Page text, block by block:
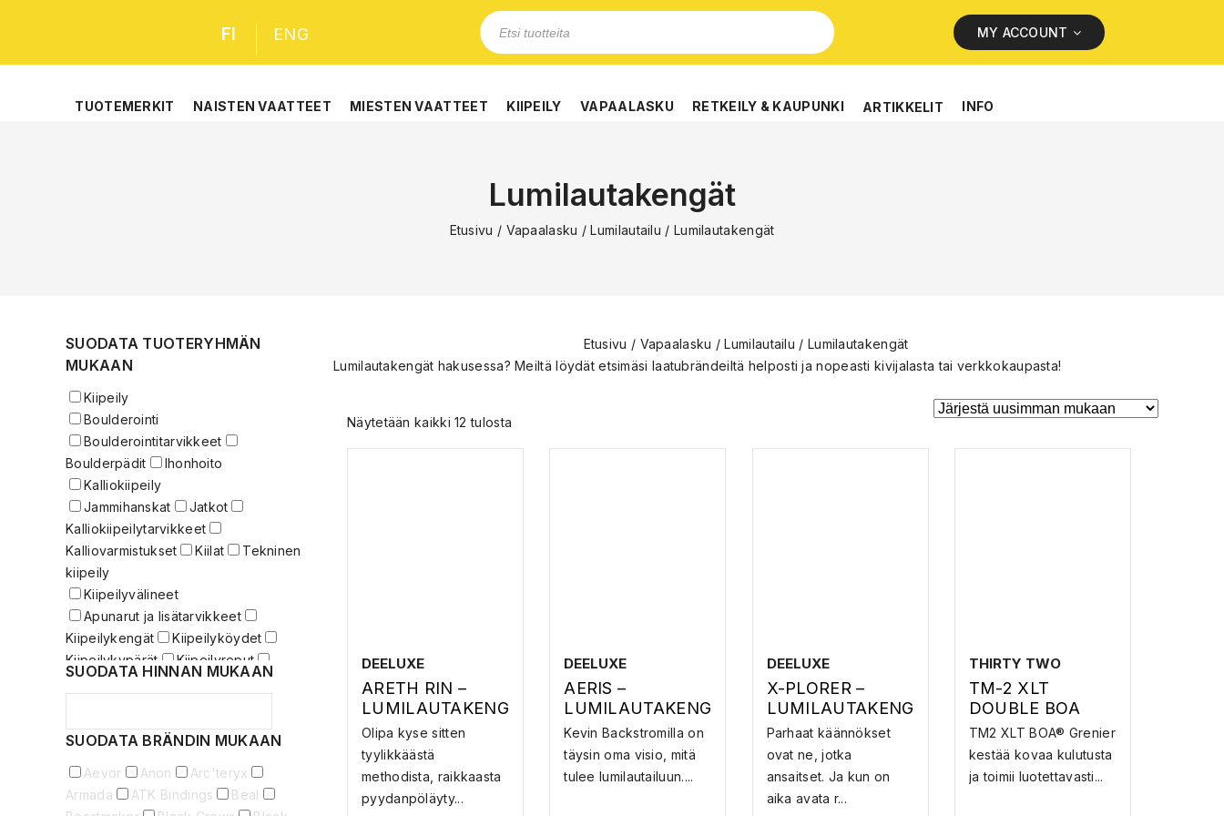
FI ENG MY ACCOUNT
TUOTEMERKIT NAISTEN VAATTEET MIESTEN VAATTEET KIIPEILY VAPAALASKU RETKEILY & KAUPUNKI ARTIKKELIT INFO
Lumilautakengät
Etusivu / Vapaalasku /Lumilautailu / Lumilautakengät
Etusivu / Vapaalasku /Lumilautailu / Lumilautakengät
Lumilautakengät hakusessa? Meiltä löydät etsimäsi laatubrändeiltä helposti ja nopeasti kivijalasta tai verkkokaupasta!
Näytetään kaikki 12 tulosta
DEELUXE
ARETH RIN –
LUMILAUTAKENG
ÄT
Olipa kyse sitten
tyylikkäästä
methodista, raikkaasta
pyydanpöläyty...
DEELUXE
AERIS –
LUMILAUTAKENG
ÄT
Kevin Backstromilla on
täysin oma visio, mitä
tulee lumilautailuun....
DEELUXE
X-PLORER –
LUMILAUTAKENG
ÄT
Parhaat käännökset
ovat ne, jotka
ansaitset. Ja kun on
aika avata r...
THIRTY TWO
TM-2 XLT
DOUBLE BOA
GRENIER –
LUMILAUTAKENG
ÄT
TM2 XLT BOA® Grenier
kestää kovaa kulutusta
ja toimii luotettavasti...
SUODATA TUOTERYHMÄN
MUKAAN
Kiipeily
Boulderointi
Boulderointitarvikkeet
Boulderpädit
Ihonhoito
Kalliokiipeily
Jammihanskat
Jatkot
Kalliokiipeilytarvikkeet
Kalliovarmistukset
Kiilat
Tekninen
kiipeily
Kiipeilyvälineet
Apunarut ja lisätarvikkeet
Kiipeilykengät
Kiipeilyköydet
Kiipeilykypärät
Kiipeilyreput
Kiipeilypaketit
Kiipeilyvaljaat
Laskeutumis- eli staattisetköydet
Mankka
Mankkapussit ja tarvikkeet
Puoliköydet
Slingit
Sulkurenkaat
Sulkurenkaat
lukittavat
Tarvikesulkurenkaat
SUODATA HINNAN MUKAAN
SUODATA BRÄNDIN MUKAAN
Aevor Anon
Arc'teryx
Armada
ATK Bindings
Beal